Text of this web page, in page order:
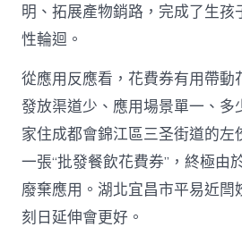
明、拓展產物銷路，完成了生孩
性輪迴。
從應用反應看，花費券有用帶動
發放渠道少、應用場景單一、多
家住成都會錦江區三圣街道的左
一張“批發餐飲花費券”，終極由
廢棄應用。湖北宜昌市平易近閆
刻日延伸會更好。